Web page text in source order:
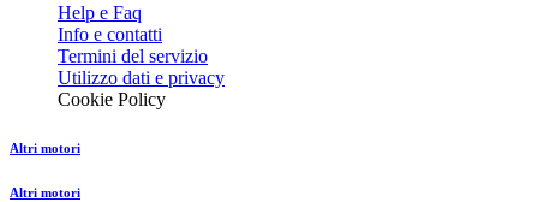
Help e Faq
Info e contatti
Termini del servizio
Utilizzo dati e privacy
Cookie Policy
Altri motori
Altri motori